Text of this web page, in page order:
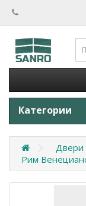
Категории
Двери
Рим